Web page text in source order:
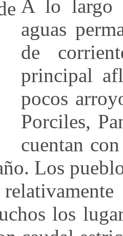
A lo largo
aguas
de
principal
pocos
Porciles,
cuentan
Los
los